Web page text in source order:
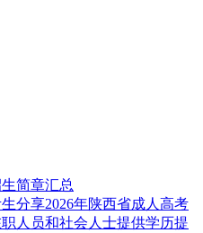
简章汇总
分享2026年陕西省成人高考
人员和社会人士提供学历提